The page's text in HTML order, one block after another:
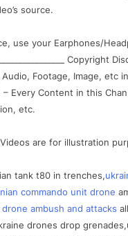
source.
your Earphones/
Copyright
Footage, Image, etc
Every Content in this
etc.
are for illustration
tank t80 in trenches,
commando unit drone
drone ambush and attacks
drones drop